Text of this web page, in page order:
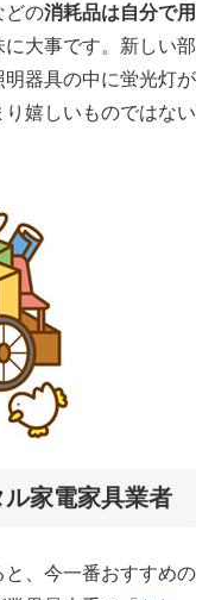
どの消耗品は自分で用
大事です。新しい部
器具の中に蛍光灯が
嬉しいものではない
家電家具業者
、今一番おすすめの